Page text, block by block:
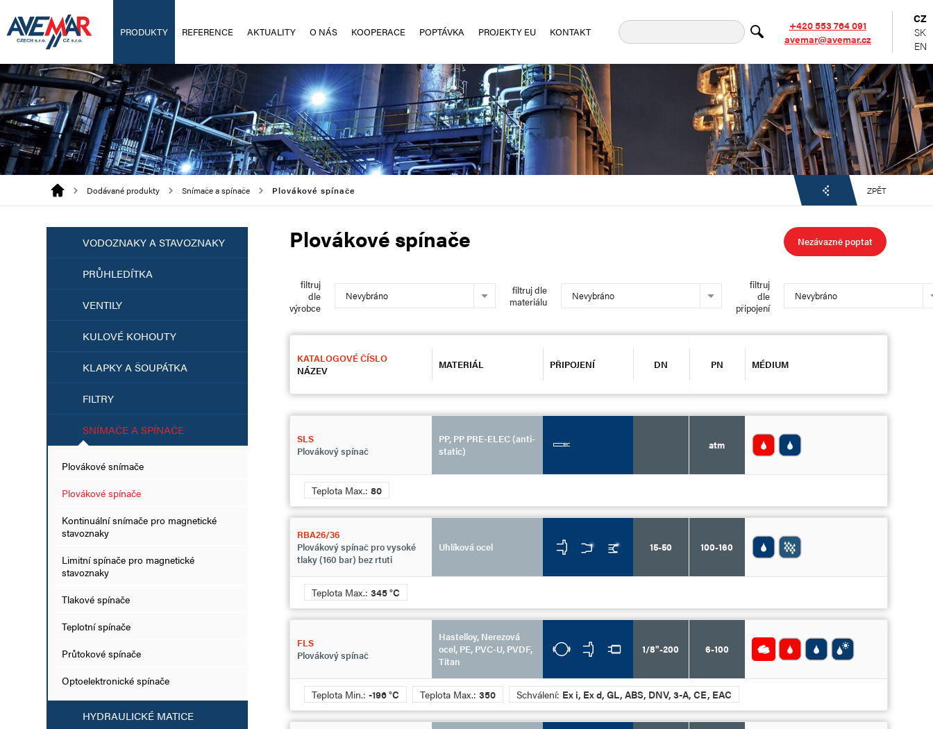
PRODUKTY REFERENCE AKTUALITY O NÁS KOOPERACE POPTÁVKA PROJEKTY EU KONTAKT
+420 553 764 091
avemar@avemar.cz
CZ
SK
EN
Dodávané produkty Snímače a spínače Plovákové spínače ZPĚT
VODOZNAKY A STAVOZNAKY
PRŮHLEDÍTKA
VENTILY
KULOVÉ KOHOUTY
KLAPKY A ŠOUPÁTKA
FILTRY
SNÍMAČE A SPÍNAČE
Plovákové snímače
Plovákové spínače
Kontinuální snímače pro magnetické
stavoznaky
Limitní spínače pro magnetické
stavoznaky
Tlakové spínače
Teplotní spínače
Průtokové spínače
Optoelektronické spínače
HYDRAULICKÉ MATICE
Plovákové spínače Nezávazně poptat
filtruj
dle
výrobce
Nevybráno
filtruj dle
materiálu
Nevybráno
filtruj
dle
připojení
Nevybráno
KATALOGOVÉ ČÍSLO
NÁZEV
MATERIÁL PŘIPOJENÍ DN PN MÉDIUM
SLS
Plovákový spínač
PP, PP PRE-ELEC (anti-
static)
atm
Teplota Max.:80
RBA26/36
Plovákový spínač pro vysoké
tlaky (160 bar) bez rtuti
Uhlíková ocel 15-50 100-160
Teplota Max.:345 °C
FLS
Plovákový spínač
Hastelloy, Nerezová
ocel, PE, PVC-U, PVDF,
Titan
1/8"-200 6-100
Teplota Min.:-196 °C Teplota Max.:350 Schválení: Ex i, Ex d, GL, ABS, DNV, 3-A, CE, EAC